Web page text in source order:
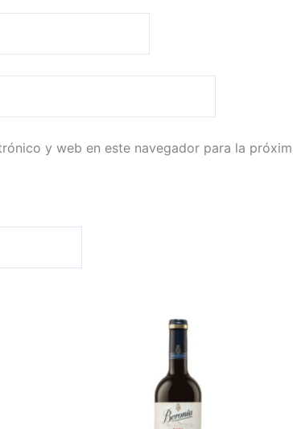
y web en este navegador para la